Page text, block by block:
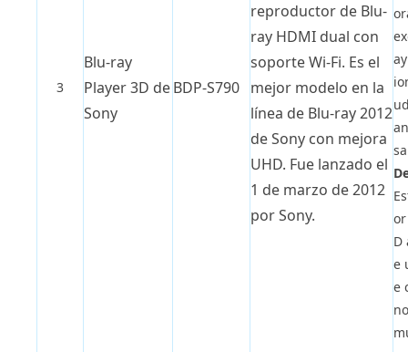
3
Blu-ray
Player 3D de
Sony
BDP-S790
reproductor de Blu-
ray HDMI dual con
soporte Wi-Fi. Es el
mejor modelo en la
línea de Blu-ray 2012
de Sony con mejora
UHD. Fue lanzado el
1 de marzo de 2012
por Sony.
D
e
e